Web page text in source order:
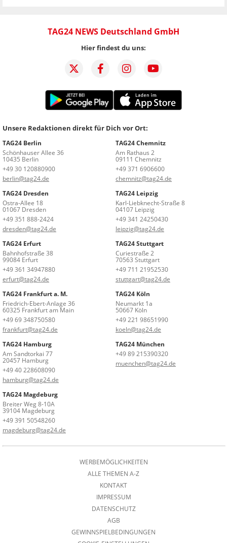
TAG24 NEWS Deutschland GmbH
Hier findest du uns:
Unsere Redaktionen direkt für Dich vor Ort:
TAG24 Berlin
Schönhauser Allee 36
10435 Berlin
+49 30 120880900
berlin@tag24.de
TAG24 Chemnitz
Am Rathaus 2
09111 Chemnitz
+49 371 6906600
chemnitz@tag24.de
TAG24 Dresden
Ostra-Allee 18
01067 Dresden
+49 351 888-2424
dresden@tag24.de
TAG24 Leipzig
Karl-Liebknecht-Straße 8
04107 Leipzig
+49 341 24250430
leipzig@tag24.de
TAG24 Erfurt
Bahnhofstraße 38
99084 Erfurt
+49 361 34947880
erfurt@tag24.de
TAG24 Stuttgart
Curiestraße 2
70563 Stuttgart
+49 711 21952530
stuttgart@tag24.de
TAG24 Frankfurt a. M.
Friedrich-Ebert-Anlage 36
60325 Frankfurt am Main
+49 69 348750580
frankfurt@tag24.de
TAG24 Köln
Neumarkt 1a
50667 Köln
+49 221 98651990
koeln@tag24.de
TAG24 Hamburg
Am Sandtorkai 77
20457 Hamburg
+49 40 228608090
hamburg@tag24.de
TAG24 München
+49 89 215390320
muenchen@tag24.de
TAG24 Magdeburg
Breiter Weg 8-10A
39104 Magdeburg
+49 391 50548260
magdeburg@tag24.de
WERBEMÖGLICHKEITEN
ALLE THEMEN A-Z
KONTAKT
IMPRESSUM
DATENSCHUTZ
AGB
GEWINNSPIELBEDINGUNGEN